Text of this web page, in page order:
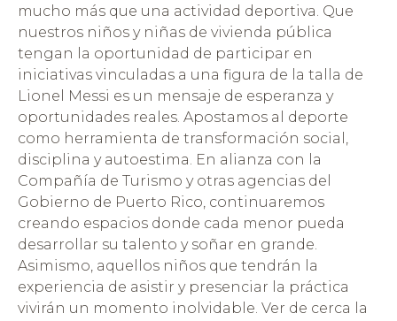
mucho más que una actividad deportiva. Que
nuestros niños y niñas de vivienda pública
tengan la oportunidad de participar en
iniciativas vinculadas a una figura de la talla de
Lionel Messi es un mensaje de esperanza y
oportunidades reales. Apostamos al deporte
como herramienta de transformación social,
disciplina y autoestima. En alianza con la
Compañía de Turismo y otras agencias del
Gobierno de Puerto Rico, continuaremos
creando espacios donde cada menor pueda
desarrollar su talento y soñar en grande.
Asimismo, aquellos niños que tendrán la
experiencia de asistir y presenciar la práctica
vivirán un momento inolvidable. Ver de cerca la